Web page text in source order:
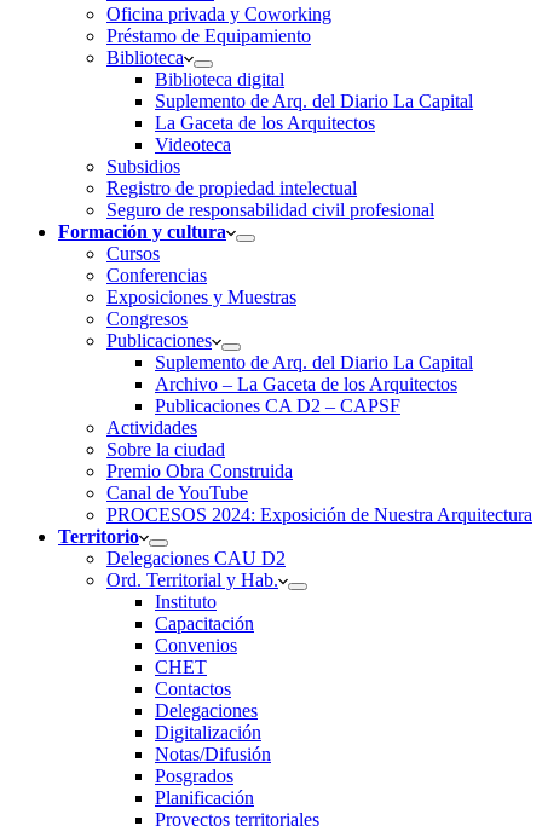
Oficina privada y Coworking
Préstamo de Equipamiento
Biblioteca
Biblioteca digital
Suplemento de Arq. del Diario La Capital
La Gaceta de los Arquitectos
Videoteca
Subsidios
Registro de propiedad intelectual
Seguro de responsabilidad civil profesional
Formación y cultura
Cursos
Conferencias
Exposiciones y Muestras
Congresos
Publicaciones
Suplemento de Arq. del Diario La Capital
Archivo – La Gaceta de los Arquitectos
Publicaciones CA D2 – CAPSF
Actividades
Sobre la ciudad
Premio Obra Construida
Canal de YouTube
PROCESOS 2024: Exposición de Nuestra Arquitectura
Territorio
Delegaciones CAU D2
Ord. Territorial y Hab.
Instituto
Capacitación
Convenios
CHET
Contactos
Delegaciones
Digitalización
Notas/Difusión
Posgrados
Planificación
Proyectos territoriales